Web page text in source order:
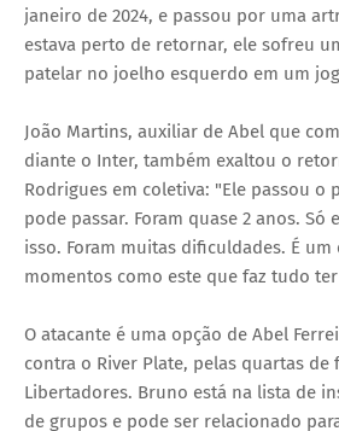
janeiro de 2024, e passou por uma
estava perto de retornar, ele sofreu
patelar no joelho esquerdo em um
João Martins, auxiliar de Abel que
diante o Inter, também exaltou o
Rodrigues em coletiva: "Ele passou o
pode passar. Foram quase 2 anos. Só
isso. Foram muitas dificuldades. É um
momentos como este que faz tudo
O atacante é uma opção de Abel
contra o River Plate, pelas quartas de
Libertadores. Bruno está na lista de
de grupos e pode ser relacionado